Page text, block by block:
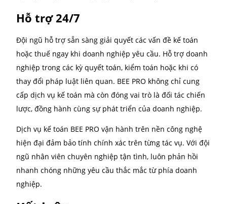
BEE PRO không chỉ thực hiện tốt các công việc kế
mà còn hỗ trợ tư vấn chiến lược tài chính hiệu quả.
Quy trình làm việc rõ ràng
BEE PRO xây dựng quy trình làm việc chuyên
minh bạch và hiệu quả, giúp doanh nghiệp nắm rõ
bước thực hiện.
Tư vấn ban đầu: Đội ngũ tư vấn sẽ tìm hiểu nhu
cụ thể của doanh nghiệp để đề xuất giải pháp
hợp.